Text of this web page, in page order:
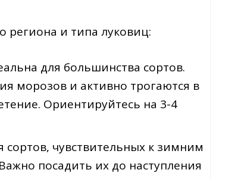
региона и типа луковиц:
для большинства сортов.
морозов и активно трогаются в
Ориентируйтесь на 3-4
сортов, чувствительных к зимним
посадить их до наступления